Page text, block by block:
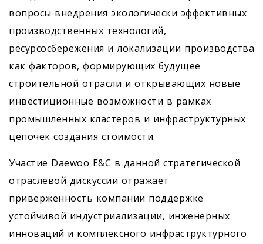
вопросы внедрения экологически эффективных
производственных технологий,
ресурсосбережения и локализации производства
как факторов, формирующих будущее
строительной отрасли и открывающих новые
инвестиционные возможности в рамках
промышленных кластеров и инфраструктурных
цепочек создания стоимости.
Участие Daewoo E&C в данной стратегической
отраслевой дискуссии отражает
приверженность компании поддержке
устойчивой индустриализации, инженерных
инноваций и комплексного инфраструктурного